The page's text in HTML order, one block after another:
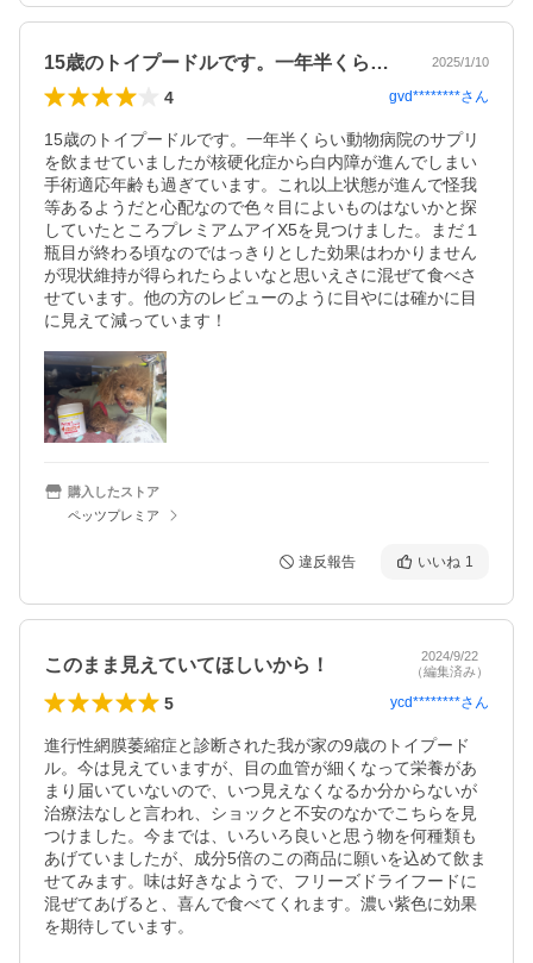
15歳のトイプードルです。一年半くらい… 2025/1/10
4 gvd********さん
15歳のトイプードルです。一年半くらい動物病院のサプリ
を飲ませていましたが核硬化症から白内障が進んでしまい
手術適応年齢も過ぎています。これ以上状態が進んで怪我
等あるようだと心配なので色々目によいものはないかと探
していたところプレミアムアイX5を見つけました。まだ１
瓶目が終わる頃なのではっきりとした効果はわかりません
が現状維持が得られたらよいなと思いえさに混ぜて食べさ
せています。他の方のレビューのように目やには確かに目
に見えて減っています！
購入したストア
ペッツプレミア
違反報告 いいね 1
このまま見えていてほしいから！
2024/9/22
（編集済み）
5 ycd********さん
進行性網膜萎縮症と診断された我が家の9歳のトイプード
ル。今は見えていますが、目の血管が細くなって栄養があ
まり届いていないので、いつ見えなくなるか分からないが
治療法なしと言われ、ショックと不安のなかでこちらを見
つけました。今までは、いろいろ良いと思う物を何種類も
あげていましたが、成分5倍のこの商品に願いを込めて飲ま
せてみます。味は好きなようで、フリーズドライフードに
混ぜてあげると、喜んで食べてくれます。濃い紫色に効果
を期待しています。